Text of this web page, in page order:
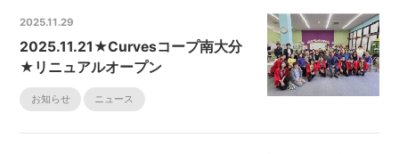
2025.11.29
2025.11.21★Curvesコープ南大分
★リニュアルオープン
お知らせ ニュース